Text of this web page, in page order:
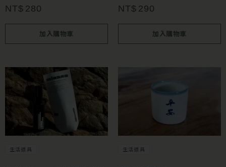
NT$ 280
加入購物車
NT$ 290
加入購物車
生活道具 生活道具